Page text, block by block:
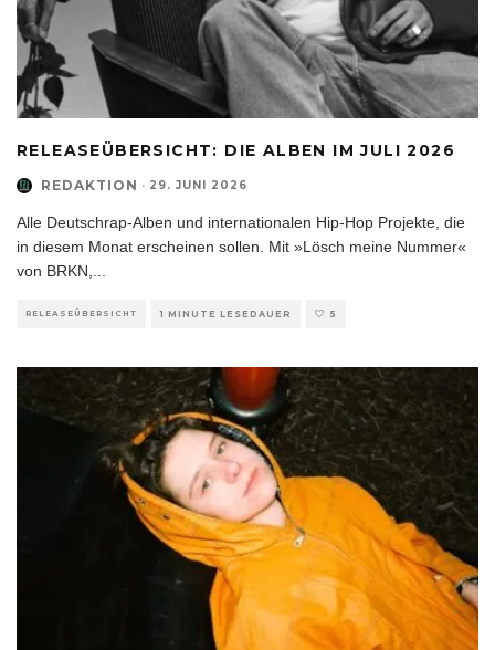
RELEASEÜBERSICHT: DIE ALBEN IM JULI 2026
REDAKTION · 29. JUNI 2026
Alle Deutschrap-Alben und internationalen Hip-Hop Projekte, die
in diesem Monat erscheinen sollen. Mit »Lösch meine Nummer«
von BRKN,...
RELEASEÜBERSICHT 1 MINUTE LESEDAUER 5